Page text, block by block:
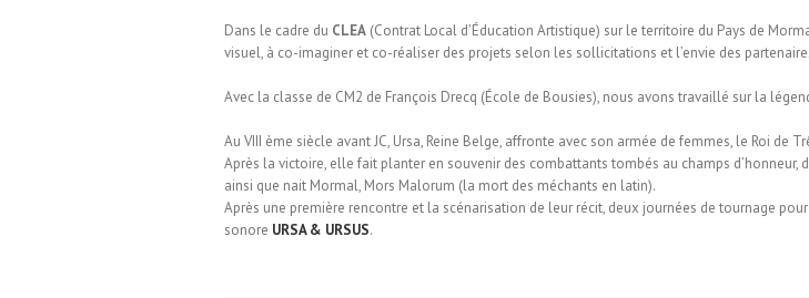
Dans le cadre du CLEA (Contrat Local d’Éducation Artistique) sur le territoire du Pays de
visuel, à co-imaginer et co-réaliser des projets selon les sollicitations et l’envie des
Avec la classe de CM2 de François Drecq (École de Bousies), nous avons travaillé sur la
Au VIII ème siècle avant JC, Ursa, Reine Belge, affronte avec son armée de femmes, le Roi de
Après la victoire, elle fait planter en souvenir des combattants tombés au champs d’honneur,
ainsi que nait Mormal, Mors Malorum (la mort des méchants en latin).
Après une première rencontre et la scénarisation de leur récit, deux journées de tournage
sonore URSA & URSUS.